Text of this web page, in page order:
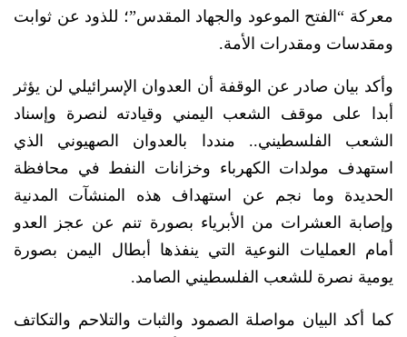
معركة “الفتح الموعود والجهاد المقدس”؛ للذود عن ثوابت
ومقدسات ومقدرات الأمة.
وأكد بيان صادر عن الوقفة أن العدوان الإسرائيلي لن يؤثر
أبدا على موقف الشعب اليمني وقيادته لنصرة وإسناد
الشعب الفلسطيني.. منددا بالعدوان الصهيوني الذي
استهدف مولدات الكهرباء وخزانات النفط في محافظة
الحديدة وما نجم عن استهداف هذه المنشآت المدنية
وإصابة العشرات من الأبرياء بصورة تنم عن عجز العدو
أمام العمليات النوعية التي ينفذها أبطال اليمن بصورة
يومية نصرة للشعب الفلسطيني الصامد.
كما أكد البيان مواصلة الصمود والثبات والتلاحم والتكاتف